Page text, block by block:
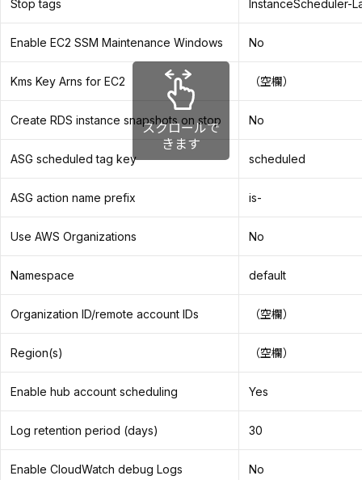
Stop tags InstanceScheduler-
Enable EC2 SSM Maintenance Windows No
Kms Key Arns for EC2 （空欄）
Create RDS instance snapshots on stop No
ASG scheduled tag key scheduled
ASG action name prefix is-
Use AWS Organizations No
Namespace default
Organization ID/remote account IDs （空欄）
Region(s) （空欄）
Enable hub account scheduling Yes
Log retention period (days) 30
Enable CloudWatch debug Logs No
スクロールで
きます